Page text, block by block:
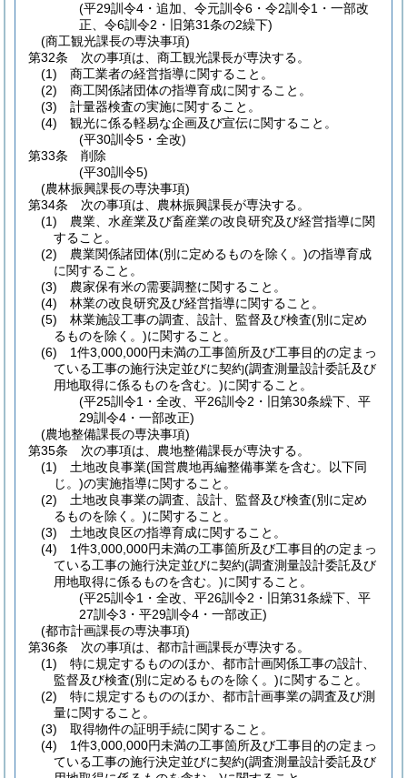
(平29訓令4・追加、令元訓令6・令2訓令1・一部改
正、令6訓令2・旧第31条の2繰下)
(商工観光課長の専決事項)
第32条
次の事項は、商工観光課長が専決する。
(1)
商工業者の経営指導に関すること。
(2)
商工関係諸団体の指導育成に関すること。
(3)
計量器検査の実施に関すること。
(4)
観光に係る軽易な企画及び宣伝に関すること。
(平30訓令5・全改)
第33条
削除
(平30訓令5)
(農林振興課長の専決事項)
第34条
次の事項は、農林振興課長が専決する。
(1)
農業、水産業及び畜産業の改良研究及び経営指導に関
すること。
(2)
農業関係諸団体(別に定めるものを除く。)の指導育成
に関すること。
(3)
農家保有米の需要調整に関すること。
(4)
林業の改良研究及び経営指導に関すること。
(5)
林業施設工事の調査、設計、監督及び検査(別に定め
るものを除く。)に関すること。
(6)
1件3,000,000円未満の工事箇所及び工事目的の定まっ
ている工事の施行決定並びに契約(調査測量設計委託及び
用地取得に係るものを含む。)に関すること。
(平25訓令1・全改、平26訓令2・旧第30条繰下、平
29訓令4・一部改正)
(農地整備課長の専決事項)
第35条
次の事項は、農地整備課長が専決する。
(1)
土地改良事業(国営農地再編整備事業を含む。以下同
じ。)の実施指導に関すること。
(2)
土地改良事業の調査、設計、監督及び検査(別に定め
るものを除く。)に関すること。
(3)
土地改良区の指導育成に関すること。
(4)
1件3,000,000円未満の工事箇所及び工事目的の定まっ
ている工事の施行決定並びに契約(調査測量設計委託及び
用地取得に係るものを含む。)に関すること。
(平25訓令1・全改、平26訓令2・旧第31条繰下、平
27訓令3・平29訓令4・一部改正)
(都市計画課長の専決事項)
第36条
次の事項は、都市計画課長が専決する。
(1)
特に規定するもののほか、都市計画関係工事の設計、
監督及び検査(別に定めるものを除く。)に関すること。
(2)
特に規定するもののほか、都市計画事業の調査及び測
量に関すること。
(3)
取得物件の証明手続に関すること。
(4)
1件3,000,000円未満の工事箇所及び工事目的の定まっ
ている工事の施行決定並びに契約(調査測量設計委託及び